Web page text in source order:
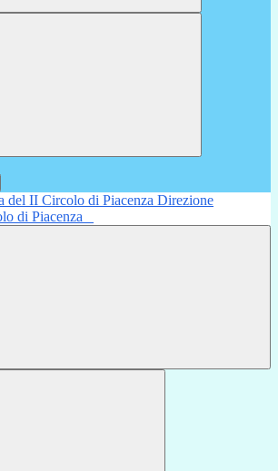
Direzione
di Piacenza